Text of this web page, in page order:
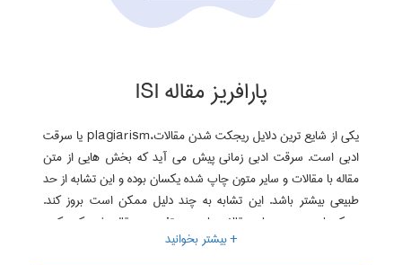
پارافریز مقاله ISI
یکی از شایع ترین دلایل ریجکت شدن مقالات،plagiarism یا سرقت
ادبی است. سرقت ادبی زمانی پیش می آید که بخش هایی از متن
مقاله با مقالات و سایر متون چاپ شده یکسان بوده و این تشابه از حد
طبیعی بیشتر باشد. این تشابه به چند دلیل ممکن است بروز کند.
ممکن است متن سایر مقالات را بدون تغییر در مقاله خود کپی کرده
باشید و یا کاملا اتفاقی این تشابه ایجاد شود. موثرترین راه برای رفع